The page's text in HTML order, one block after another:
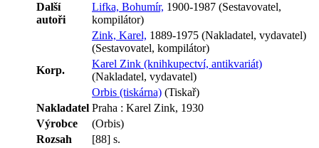
Další
autoři
Lifka, Bohumír, 1900-1987 (Sestavovatel,
kompilátor)
Zink, Karel, 1889-1975 (Nakladatel, vydavatel)
(Sestavovatel, kompilátor)
Korp.
Karel Zink (knihkupectví, antikvariát)
(Nakladatel, vydavatel)
Orbis (tiskárna) (Tiskař)
Nakladatel Praha : Karel Zink, 1930
Výrobce
(Orbis)
Rozsah
[88] s.